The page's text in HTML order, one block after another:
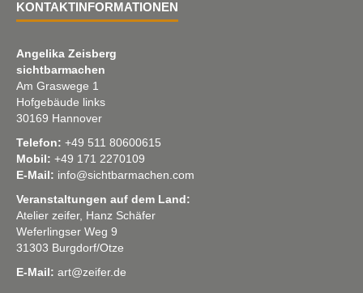
KONTAKTINFORMATIONEN
Angelika Zeisberg
sichtbarmachen
Am Graswege 1
Hofgebäude links
30169 Hannover
Telefon: +49 511 80600615
Mobil: +49 171 2270109
E-Mail: info@sichtbarmachen.com
Veranstaltungen auf dem Land:
Atelier zeifer, Hanz Schäfer
Weferlingser Weg 9
31303 Burgdorf/Otze
E-Mail: art@zeifer.de